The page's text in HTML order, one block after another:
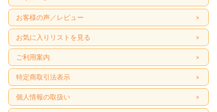
お客様の声／レビュー
お気に入りリストを見る
ご利用案内
特定商取引法表示
個人情報の取扱い